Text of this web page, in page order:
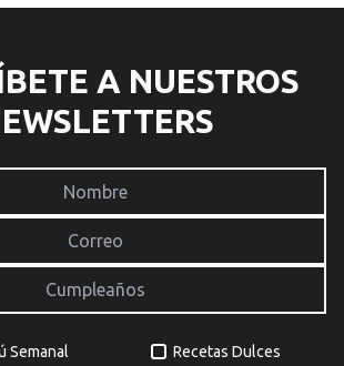
A NUESTROS
Semanal Recetas Dulces